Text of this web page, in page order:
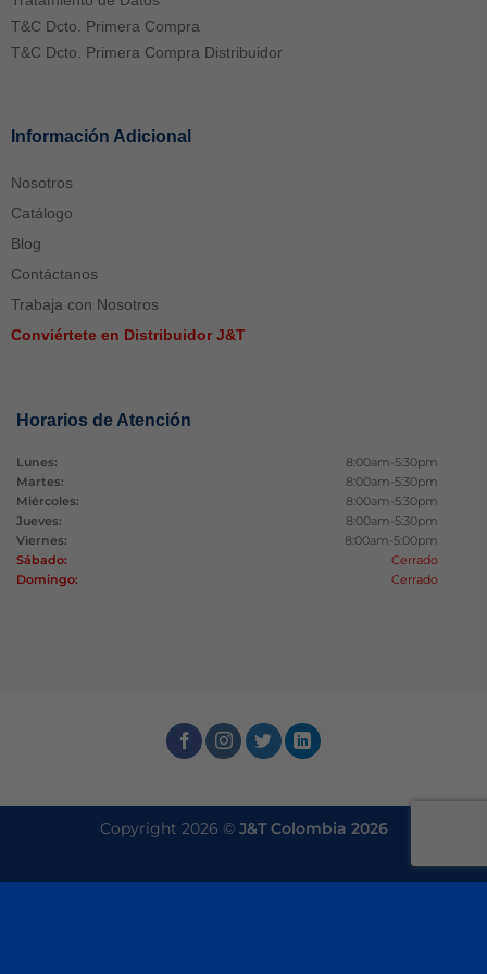
T&C Dcto. Primera Compra
T&C Dcto. Primera Compra Distribuidor
Información Adicional
Nosotros
Catálogo
Blog
Contáctanos
Trabaja con Nosotros
Conviértete en Distribuidor J&T
Horarios de Atención
Lunes:
8:00am-5:30pm
Martes:
8:00am-5:30pm
Miércoles:
8:00am-5:30pm
Jueves:
8:00am-5:30pm
Viernes:
8:00am-5:00pm
Sábado:
Cerrado
Domingo:
Cerrado
Copyright 2026 © J&T Colombia 2026